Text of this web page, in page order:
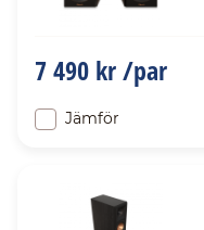
7 490 kr /par
Jämför